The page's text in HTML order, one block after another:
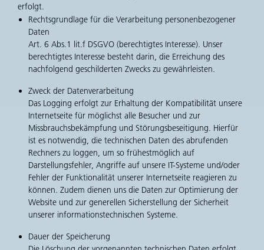
erfolgt.
Rechtsgrundlage für die Verarbeitung personenbezogener
Daten
Art. 6 Abs.1 lit.f DSGVO (berechtigtes Interesse). Unser
berechtigtes Interesse besteht darin, die Erreichung des
nachfolgend geschilderten Zwecks zu gewährleisten.
Zweck der Datenverarbeitung
Das Logging erfolgt zur Erhaltung der Kompatibilität unsere
Internetseite für möglichst alle Besucher und zur
Missbrauchsbekämpfung und Störungsbeseitigung. Hierfür
ist es notwendig, die technischen Daten des abrufenden
Rechners zu loggen, um so frühestmöglich auf
Darstellungsfehler, Angriffe auf unsere IT-Systeme und/oder
Fehler der Funktionalität unserer Internetseite reagieren zu
können. Zudem dienen uns die Daten zur Optimierung der
Website und zur generellen Sicherstellung der Sicherheit
unserer informationstechnischen Systeme.
Dauer der Speicherung